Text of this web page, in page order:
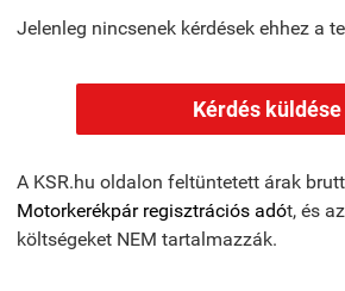
Jelenleg nincsenek kérdések ehhez a
Kérdés küldése
A KSR.hu oldalon feltüntetett árak
Motorkerékpár regisztrációs adót, és
költségeket NEM tartalmazzák.